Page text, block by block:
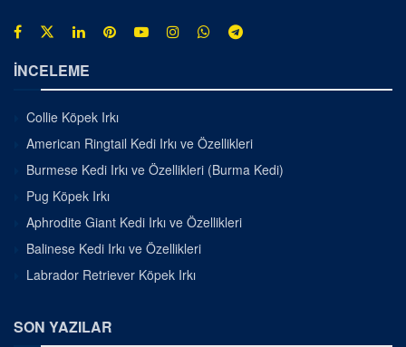
İNCELEME
Collie Köpek Irkı
American Ringtail Kedi Irkı ve Özellikleri
Burmese Kedi Irkı ve Özellikleri (Burma Kedi)
Pug Köpek Irkı
Aphrodite Giant Kedi Irkı ve Özellikleri
Balinese Kedi Irkı ve Özellikleri
Labrador Retriever Köpek Irkı
SON YAZILAR